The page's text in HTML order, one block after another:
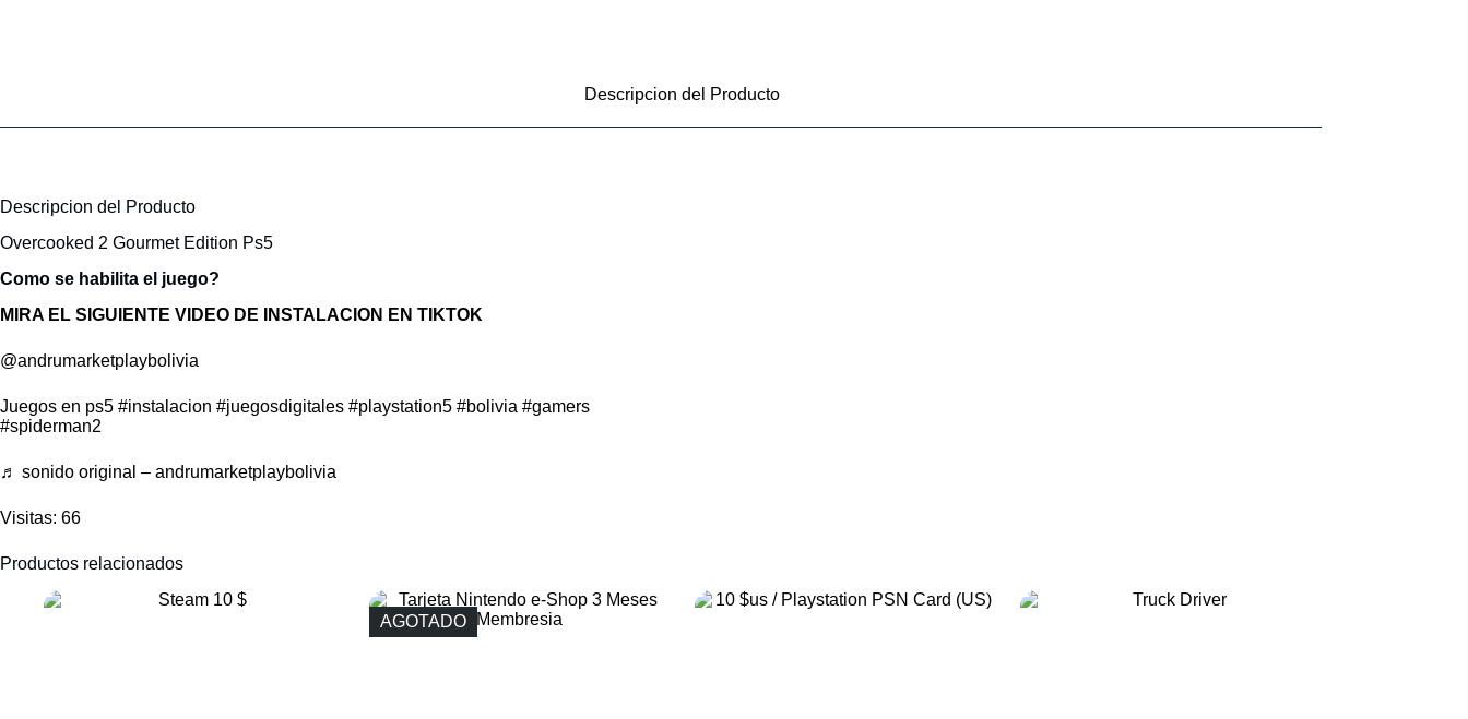
Descripcion del Producto
Descripcion del Producto
Overcooked 2 Gourmet Edition Ps5
Como se habilita el juego?
MIRA EL SIGUIENTE VIDEO DE INSTALACION EN TIKTOK
@andrumarketplaybolivia
Juegos en ps5 #instalacion #juegosdigitales #playstation5 #bolivia #gamers
#spiderman2
♬ sonido original – andrumarketplaybolivia
Visitas: 66
Productos relacionados
AGOTADO